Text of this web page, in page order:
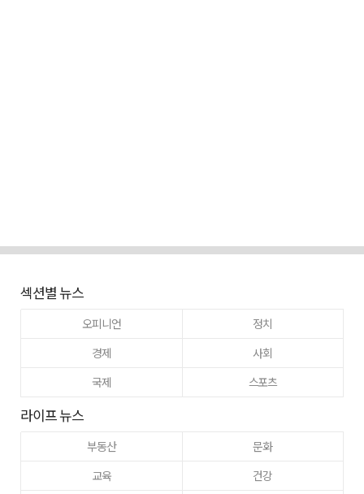
섹션별 뉴스
오피니언
정치
경제
사회
국제
스포츠
라이프 뉴스
부동산
문화
교육
건강